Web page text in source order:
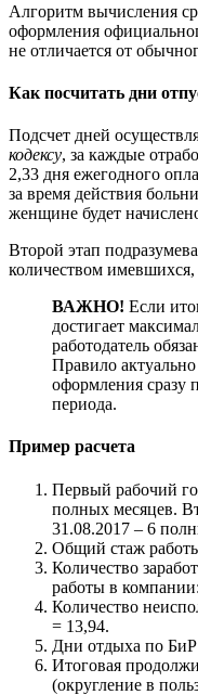
Алгоритм вычисления
оформления
не отличается от
Как посчитать дни
Подсчет дней
кодексу, за каждые
2,33 дня ежегодного
за время действия
женщине будет
Второй этап
количеством
ВАЖНО! Если
достигает
работодатель
Правило актуально
оформления сразу
периода.
Пример расчета
Первый рабочий
полных месяцев.
31.08.2017 – 6
Общий стаж
Количество
работы в
Количество
= 13,94.
Дни отдыха по БиР
Итоговая
(округление в